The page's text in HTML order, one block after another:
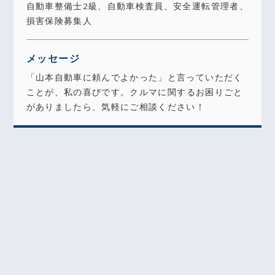
自動車整備士2級、自動車検査員、安全運転管理者、
損害保険募集人
メッセージ
「山本自動車に頼んでよかった」と言っていただく
ことが、私の喜びです。 クルマに関するお困りごと
がありましたら、気軽にご相談ください！